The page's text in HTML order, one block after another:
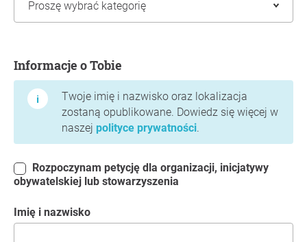
Informacje o Tobie
Twoje imię i nazwisko oraz lokalizacja
zostaną opublikowane. Dowiedz się więcej w
naszej polityce prywatności.
obywatelskiej lub stowarzyszenia
Imię i nazwisko